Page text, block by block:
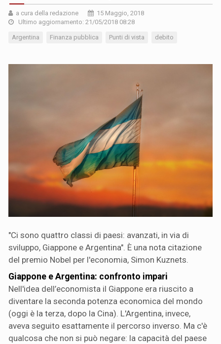
a cura della redazione
15 Maggio, 2018
Ultimo aggiornamento: 21/05/2018 08:28
Argentina Finanza pubblica Punti di vista debito
"Ci sono quattro classi di paesi: avanzati, in via di
sviluppo, Giappone e Argentina". È una nota citazione
del premio Nobel per l'economia, Simon Kuznets.
Giappone e Argentina: confronto impari
Nell'idea dell’economista il Giappone era riuscito a
diventare la seconda potenza economica del mondo
(oggi è la terza, dopo la Cina). L'Argentina, invece,
aveva seguito esattamente il percorso inverso. Ma c'è
qualcosa che non si può negare: la capacità del paese